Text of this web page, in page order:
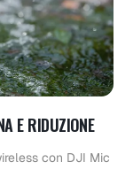
E RIDUZIONE
con DJI Mic